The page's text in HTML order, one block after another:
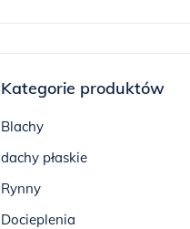
Kategorie produktów
Blachy
dachy płaskie
Rynny
Docieplenia